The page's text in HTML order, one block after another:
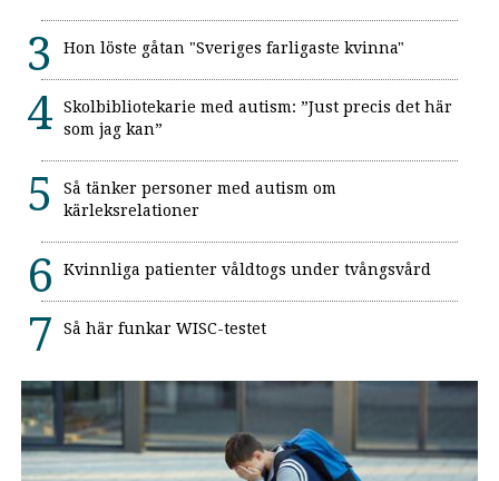
Hon löste gåtan "Sveriges farligaste kvinna"
Skolbibliotekarie med autism: ”Just precis det här
som jag kan”
Så tänker personer med autism om
kärleksrelationer
Kvinnliga patienter våldtogs under tvångsvård
Så här funkar WISC-testet